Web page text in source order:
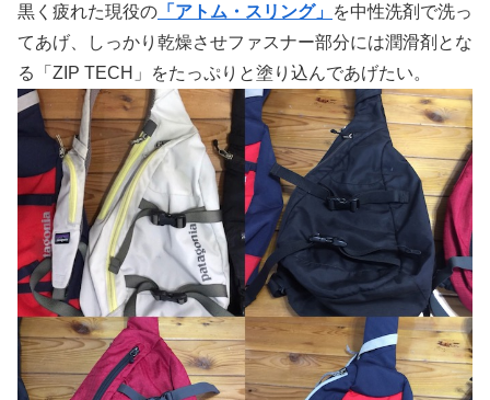
黒く疲れた現役の 「アトム・スリング」 を中性洗剤で洗っ
てあげ、しっかり乾燥させファスナー部分には潤滑剤とな
る「ZIP TECH」をたっぷりと塗り込んであげたい。